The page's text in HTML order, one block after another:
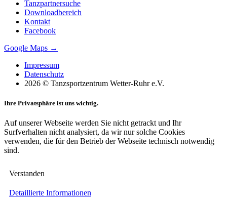
Tanzpartnersuche
Downloadbereich
Kontakt
Facebook
Google Maps →
Impressum
Datenschutz
2026 © Tanzsportzentrum Wetter-Ruhr e.V.
Ihre Privatsphäre ist uns wichtig.
Auf unserer Webseite werden Sie nicht getrackt und Ihr
Surfverhalten nicht analysiert, da wir nur solche Cookies
verwenden, die für den Betrieb der Webseite technisch notwendig
sind.
Verstanden
Detaillierte Informationen